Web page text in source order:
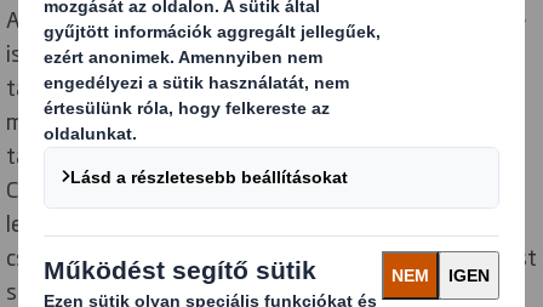
A Brand Boxba kiválasztott tárgyak több érzékszervre
is stimulálóan hatnak, és olyan nagy múltú márkákat
tartalmaznak, mint a Pears Soap, a Kit Kat, valamint a
memória serkentésére tervezett játékokat. Ezek közé
tartozik a Match the Brand Mascot, a War-Time
Cookery és egy tevékenységi útmutató, amely
leírásokat és szórakoztató tényeket tartalmaz a
csomagban lévő tárgyakról, valamint visszaemlékezést
segítő tevékenységötleteket.